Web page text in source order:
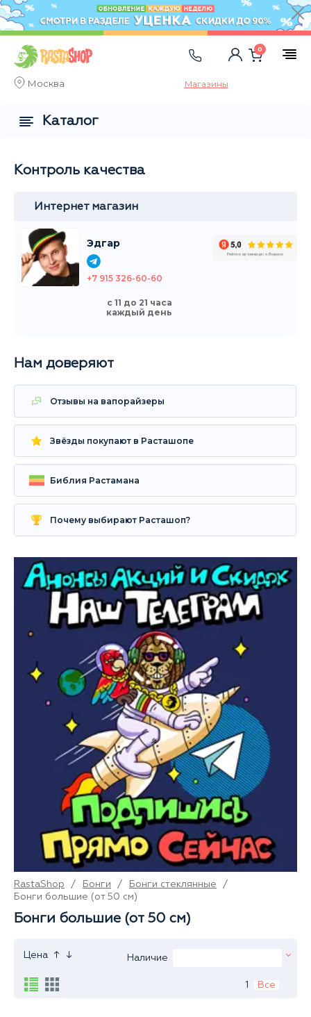
Москва Магазины
0
Контроль качества
Интернет магазин
Эдгар
+7 915 326-60-60
с 11 до 21 часа
каждый день
Нам доверяют
Отзывы на вапорайзеры
Звёзды покупают в Расташопе
Библия Растамана
Почему выбирают Расташоп?
Каталог
RastaShop / Бонги / Бонги стеклянные
/
Бонги большие (от 50 см)
Бонги большие (от 50 см)
Цена ↑ ↓ Наличие
1 Все